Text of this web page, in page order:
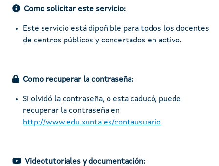
Como solicitar este servicio:
Este servicio está dipoñible para todos los docentes
de centros públicos y concertados en activo.
Como recuperar la contraseña:
Si olvidó la contraseña, o esta caducó, puede
recuperar la contraseña en
http://www.edu.xunta.es/contausuario
Videotutoriales y documentación: